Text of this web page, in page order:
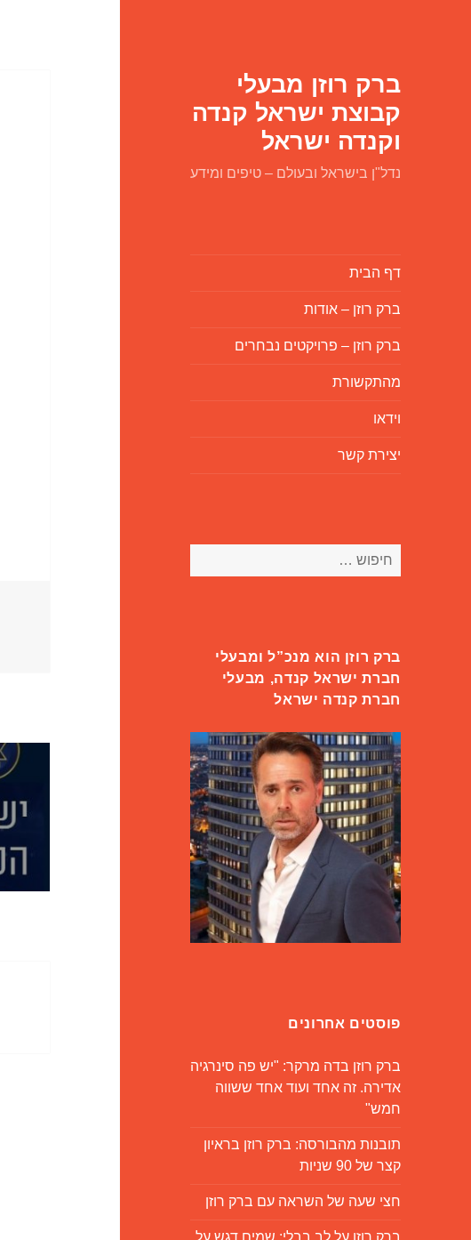
ברק רוזן מבעלי
קבוצת ישראל קנדה
וקנדה ישראל
נדל"ן בישראל ובעולם – טיפים ומידע
דף הבית
ברק רוזן – אודות
ברק רוזן – פרויקטים נבחרים
מהתקשורת
וידאו
יצירת קשר
חיפוש:
ברק רוזן הוא מנכ”ל ומבעלי
חברת ישראל קנדה, מבעלי
חברת קנדה ישראל
פוסטים אחרונים
ברק רוזן בדה מרקר: "יש פה סינרגיה
אדירה. זה אחד ועוד אחד ששווה
חמש"
תובנות מהבורסה: ברק רוזן בראיון
קצר של 90 שניות
חצי שעה של השראה עם ברק רוזן
ניווט